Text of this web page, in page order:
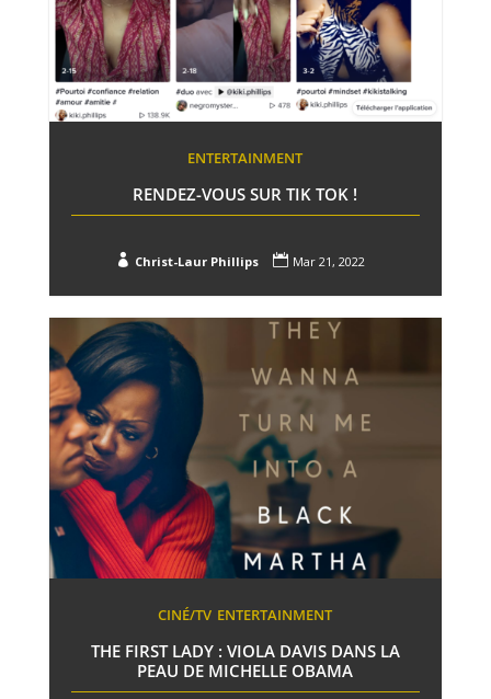
ENTERTAINMENT
RENDEZ-VOUS SUR TIK TOK !
 Christ-Laur Phillips  Mar 21, 2022
CINÉ/TV ENTERTAINMENT
THE FIRST LADY : VIOLA DAVIS DANS LA
PEAU DE MICHELLE OBAMA